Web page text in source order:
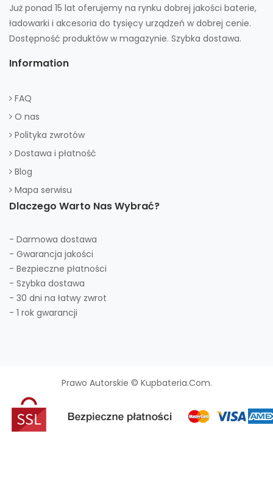
Już ponad 15 lat oferujemy na rynku dobrej jakości baterie,
ładowarki i akcesoria do tysięcy urządzeń w dobrej cenie.
Dostępność produktów w magazynie. Szybka dostawa.
Information
FAQ
O nas
Polityka zwrotów
Dostawa i płatność
Blog
Mapa serwisu
Dlaczego Warto Nas Wybrać?
- Darmowa dostawa
- Gwarancja jakości
- Bezpieczne płatności
- Szybka dostawa
- 30 dni na łatwy zwrot
- 1 rok gwarancji
Prawo Autorskie © Kupbateria.com.